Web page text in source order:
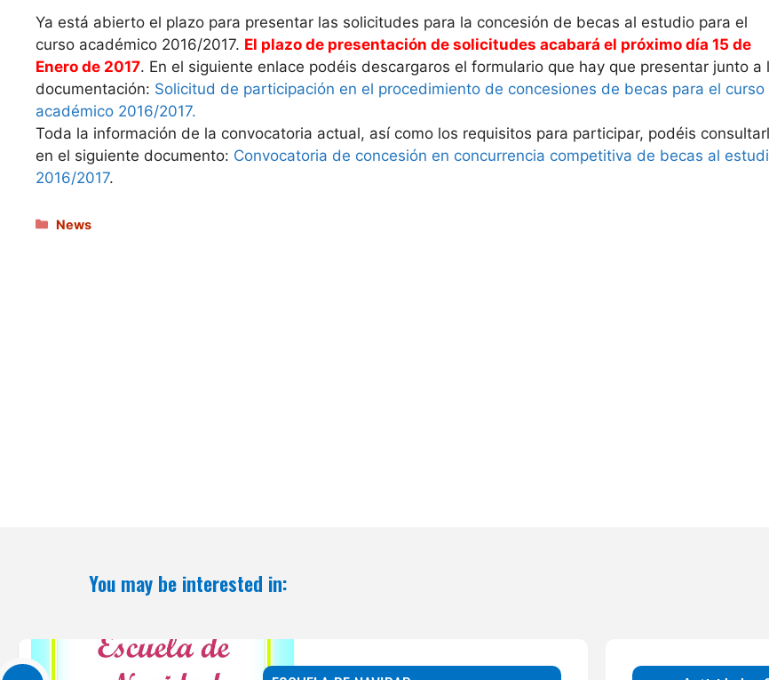
Ya está abierto el plazo para presentar las solicitudes para la concesión de becas al estudio para el
curso académico 2016/2017. El plazo de presentación de solicitudes acabará el próximo día 15 de
Enero de 2017. En el siguiente enlace podéis descargaros el formulario que hay que presentar junto a
documentación: Solicitud de participación en el procedimiento de concesiones de becas para el curso
académico 2016/2017.
Toda la información de la convocatoria actual, así como los requisitos para participar, podéis
en el siguiente documento: Convocatoria de concesión en concurrencia competitiva de becas al
2016/2017.
Categories
News
You may be interested in: